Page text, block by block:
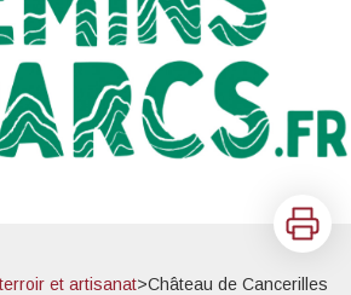
Imprimer
et artisanat>Château de Cancerilles